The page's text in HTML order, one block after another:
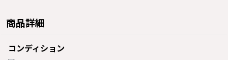
商品詳細
コンディション